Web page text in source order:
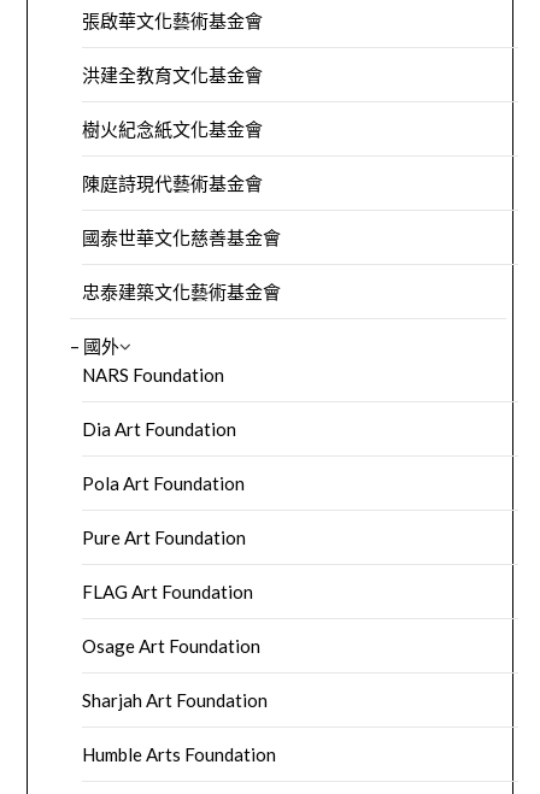
張啟華文化藝術基金會
洪建全教育文化基金會
樹火紀念紙文化基金會
陳庭詩現代藝術基金會
國泰世華文化慈善基金會
忠泰建築文化藝術基金會
– 國外
NARS Foundation
Dia Art Foundation
Pola Art Foundation
Pure Art Foundation
FLAG Art Foundation
Osage Art Foundation
Sharjah Art Foundation
Humble Arts Foundation